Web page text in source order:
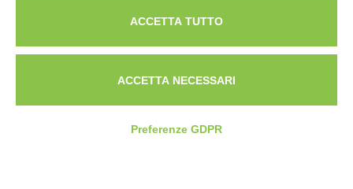
ACCETTA TUTTO
ACCETTA NECESSARI
Preferenze GDPR